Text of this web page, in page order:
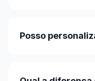
Posso